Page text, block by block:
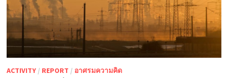
ACTIVITY/ REPORT / อาศรมความคิด